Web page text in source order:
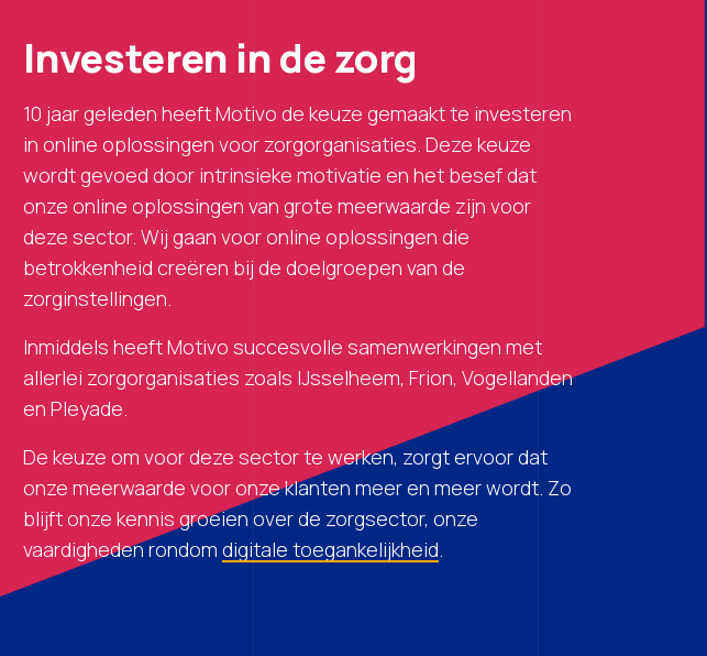
Investeren in de zorg
10 jaar geleden heeft Motivo de keuze gemaakt te investeren
in online oplossingen voor zorgorganisaties. Deze keuze
wordt gevoed door intrinsieke motivatie en het besef dat
onze online oplossingen van grote meerwaarde zijn voor
deze sector. Wij gaan voor online oplossingen die
betrokkenheid creëren bij de doelgroepen van de
zorginstellingen.
Inmiddels heeft Motivo succesvolle samenwerkingen met
allerlei zorgorganisaties zoals IJsselheem, Frion, Vogellanden
en Pleyade.
De keuze om voor deze sector te werken, zorgt ervoor dat
onze meerwaarde voor onze klanten meer en meer wordt. Zo
blijft onze kennis groeien over de zorgsector, onze
vaardigheden rondomdigitale toegankelijkheid.